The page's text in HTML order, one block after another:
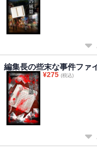
編集長の些末な事件フ
¥275 (税込)